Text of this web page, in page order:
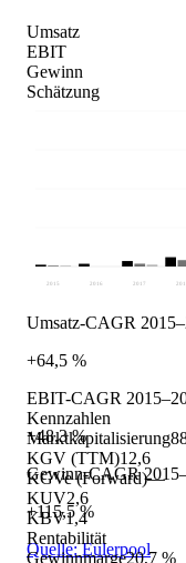
Kennzahlen
Marktkapitalisierung
KGV (TTM)12,6
KGVe (Forward)—
KUV2,6
KBV1,4
Rentabilität
Gewinnmarge20,7 %
Umsatz
EBIT
Gewinn
Schätzung
2015 2016 2017 2018
Umsatz-CAGR
+64,5 %
EBIT-CAGR
+48,3 %
Gewinn-CAGR
+115,5 %
Quelle: Eulerpool